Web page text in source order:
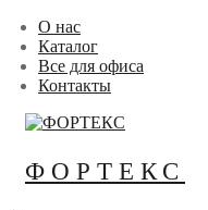
Перейти
содержимому
Меню
Закрыть
О нас
Каталог
Все для офиса
Контакты
ФОРТЕКС